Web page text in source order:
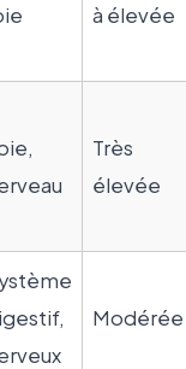
à élevée
Très
élevée
Modérée